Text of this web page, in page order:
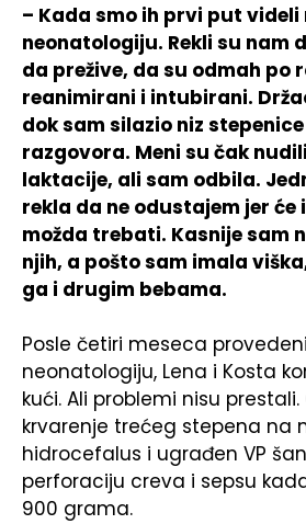
– Kada smo ih prvi put
neonatologiju. Rekli su nam
da prežive, da su odmah po
reanimirani i intubirani.
dok sam silazio niz
razgovora. Meni su čak
laktacije, ali sam odbila.
rekla da ne odustajem jer će
možda trebati. Kasnije sam
njih, a pošto sam imala
ga i drugim bebama.
Posle četiri meseca
neonatologiju, Lena i Kosta
kući. Ali problemi nisu
krvarenje trećeg stepena na
hidrocefalus i ugrađen VP
perforaciju creva i sepsu
900 grama.